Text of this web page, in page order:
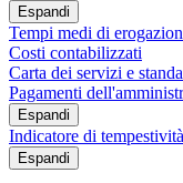
Espandi
Tempi medi di
Costi contabilizzati
Carta dei servizi e
Pagamenti
Espandi
Indicatore di
Espandi